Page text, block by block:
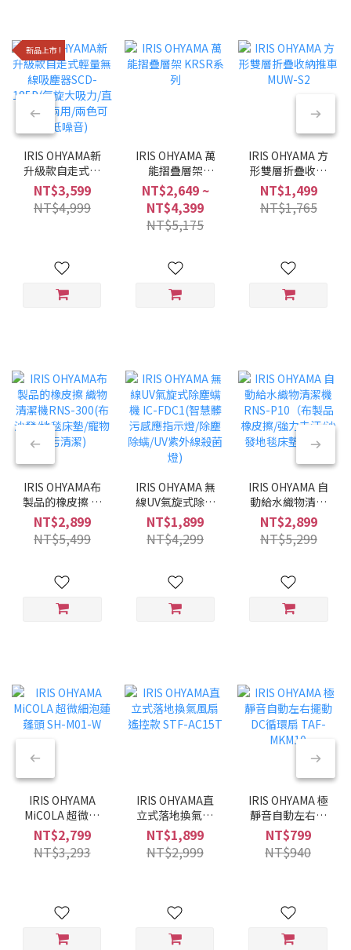
新品上市 !
IRIS OHYAMA新
升級款自走式輕
量無線吸塵器
SCD-185P(氣旋
大吸力/直立手持
NT$3,599
NT$4,999
IRIS OHYAMA 萬
能摺疊層架
KRSR系列
NT$2,649 ~
NT$4,399
NT$5,175
IRIS OHYAMA 方
形雙層折疊收納
推車 MUW-S2
NT$1,499
NT$1,765
IRIS OHYAMA布
製品的橡皮擦 織
物清潔機RNS-
300(布沙發/地毯
床墊/寵物髒污清
NT$2,899
NT$5,499
IRIS OHYAMA 無
線UV氣旋式除塵
螨機 IC-FDC1(智
慧髒污感應指示
燈/除塵除螨/UV
NT$1,899
NT$4,299
IRIS OHYAMA 自
動給水織物清潔
機 RNS-P10（布
製品橡皮擦/強力
去汙/沙發地毯床
NT$2,899
NT$5,299
IRIS OHYAMA
MiCOLA 超微細
泡蓮蓬頭 SH-
M01-W
NT$2,799
NT$3,293
IRIS OHYAMA直
立式落地換氣風
扇 遙控款 STF-
AC15T
NT$1,899
NT$2,999
IRIS OHYAMA 極
靜音自動左右擺
動DC循環扇
TAF-MKM10
NT$799
NT$940